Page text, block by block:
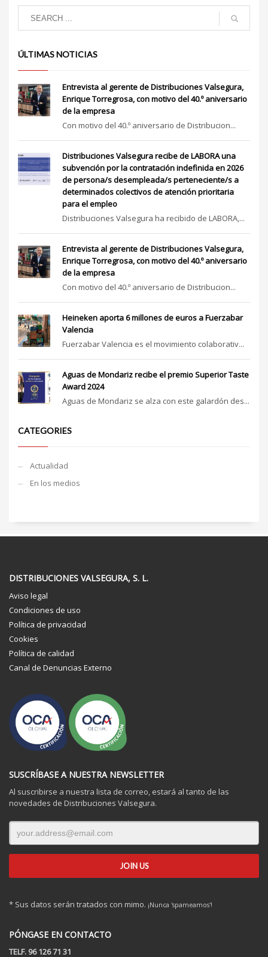
ÚLTIMAS NOTICIAS
Entrevista al gerente de Distribuciones Valsegura,
Enrique Torregrosa, con motivo del 40.º aniversario
de la empresa
Con motivo del 40.º aniversario de Distribucion...
Distribuciones Valsegura recibe de LABORA una
subvención por la contratación indefinida en 2026
de persona/s desempleada/s perteneciente/s a
determinados colectivos de atención prioritaria
para el empleo
Distribuciones Valsegura ha recibido de LABORA,...
Entrevista al gerente de Distribuciones Valsegura,
Enrique Torregrosa, con motivo del 40.º aniversario
de la empresa
Con motivo del 40.º aniversario de Distribucion...
Heineken aporta 6 millones de euros a Fuerzabar
Valencia
Fuerzabar Valencia es el movimiento colaborativ...
Aguas de Mondariz recibe el premio Superior Taste
Award 2024
Aguas de Mondariz se alza con este galardón des...
CATEGORIES
Actualidad
En los medios
DISTRIBUCIONES VALSEGURA, S. L.
Aviso legal
Condiciones de uso
Política de privacidad
Cookies
Política de calidad
Canal de Denuncias Externo
SUSCRÍBASE A NUESTRA NEWSLETTER
Al suscribirse a nuestra lista de correo, estará al tanto de las
novedades de Distribuciones Valsegura.
* Sus datos serán tratados con mimo. ¡Nunca 'spameamos'!
PÓNGASE EN CONTACTO
TELF. 96 126 71 31